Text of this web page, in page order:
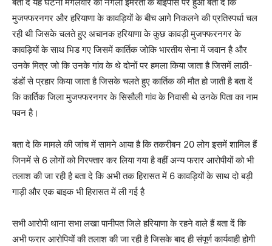
बता दे यह घटना मंगलवार को नगला इमरती के बाईपास पर हुआ बता दें कि
मुजफ्फरनगर और हरियाणा के कावड़ियों के बीच आगे निकलने की प्रतिस्पर्धा चल
रही थी जिसके चलते हुए अचानक हरियाणा के कुछ कावड़ी मुजफ्फरनगर के
कावड़ियों के साथ भिड गए जिसमें कार्तिक जोकि भारतीय सेना में जवान है और
उनके मित्र जो कि उनके गांव के थे दोनों पर हमला किया जाता है जिसमें लाठी-
डंडों से प्रहार किया जाता है जिसके चलते हुए कार्तिक की मौत हो जाती है बता दें
कि कार्तिक जिला मुजफ्फरनगर के सिसौली गांव के निवासी थे उनके पिता का नाम
पवन है।
बता दे कि मामले की जांच में सामने आया है कि तकरीबन 20 लोग इसमें शामिल हैं
जिनमें से 6 लोगों को गिरफ्तार कर लिया गया है वहीं अन्य फरार आरोपीयों को भी
तलाश की जा रही है बता दे कि अभी तक हिरासत में 6 कावड़ियों के साथ दो बड़ी
गाड़ी और एक बाइक भी हिरासत में ली गई है
सभी आरोपी थाना सभा लखा पानीपत जिले हरियाणा के रहने वाले हैं बता दें कि
अभी फरार आरोपियों की तलाश की जा रही है जिसके बाद ही संपूर्ण कार्यवाही होगी